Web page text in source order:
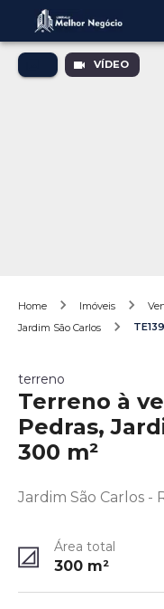
VÍDEO
Home Imóveis
Jardim São Carlos
terreno
Terreno à
Pedras,
300 m²
Jardim São Carlos -
Área total
300 m²